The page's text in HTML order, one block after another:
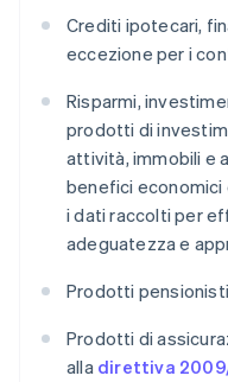
Crediti ipotecari,
eccezione per i
Risparmi,
prodotti di
attività, immobili e
benefici economici
i dati raccolti per
adeguatezza e
Prodotti
Prodotti di
alla direttiva